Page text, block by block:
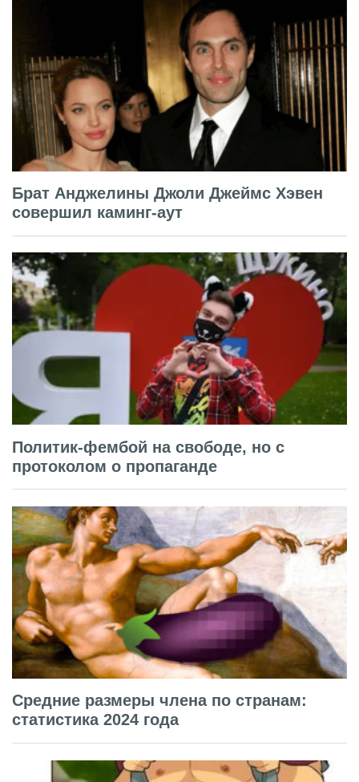
Брат Анджелины Джоли Джеймс Хэвен
совершил каминг-аут
Политик-фембой на свободе, но с
протоколом о пропаганде
Средние размеры члена по странам:
статистика 2024 года